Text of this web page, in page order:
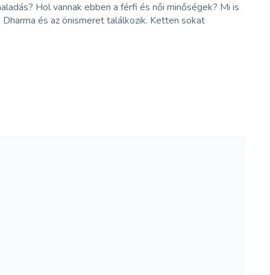
Hol vannak ebben a férfi és női minőségek? Mi is
és az önismeret találkozik. Ketten sokat